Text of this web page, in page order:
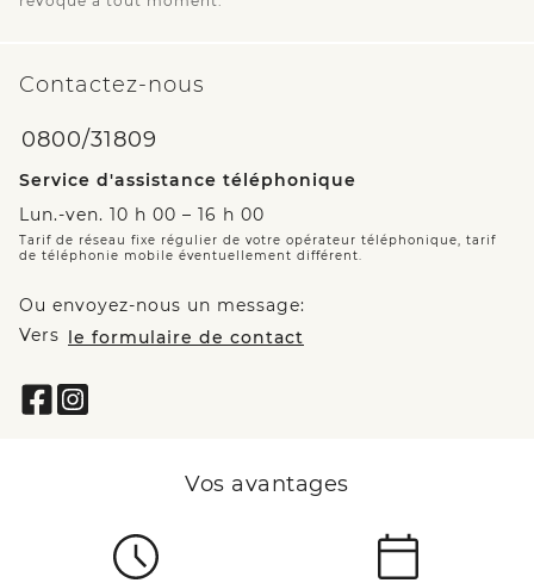
Contactez-nous
0800/31809
Service d'assistance téléphonique
Lun.-ven. 10 h 00 – 16 h 00
Tarif de réseau fixe régulier de votre opérateur téléphonique, tarif
de téléphonie mobile éventuellement différent.
Ou envoyez-nous un message:
Vers le formulaire de contact
Vos avantages